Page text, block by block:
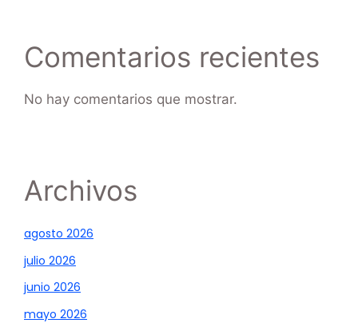
Comentarios recientes
No hay comentarios que mostrar.
Archivos
agosto 2026
julio 2026
junio 2026
mayo 2026